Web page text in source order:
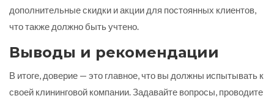
дополнительные скидки и акции для постоянных клиентов,
что также должно быть учтено.
Выводы и рекомендации
В итоге, доверие — это главное, что вы должны испытывать к
своей клининговой компании. Задавайте вопросы, проводите